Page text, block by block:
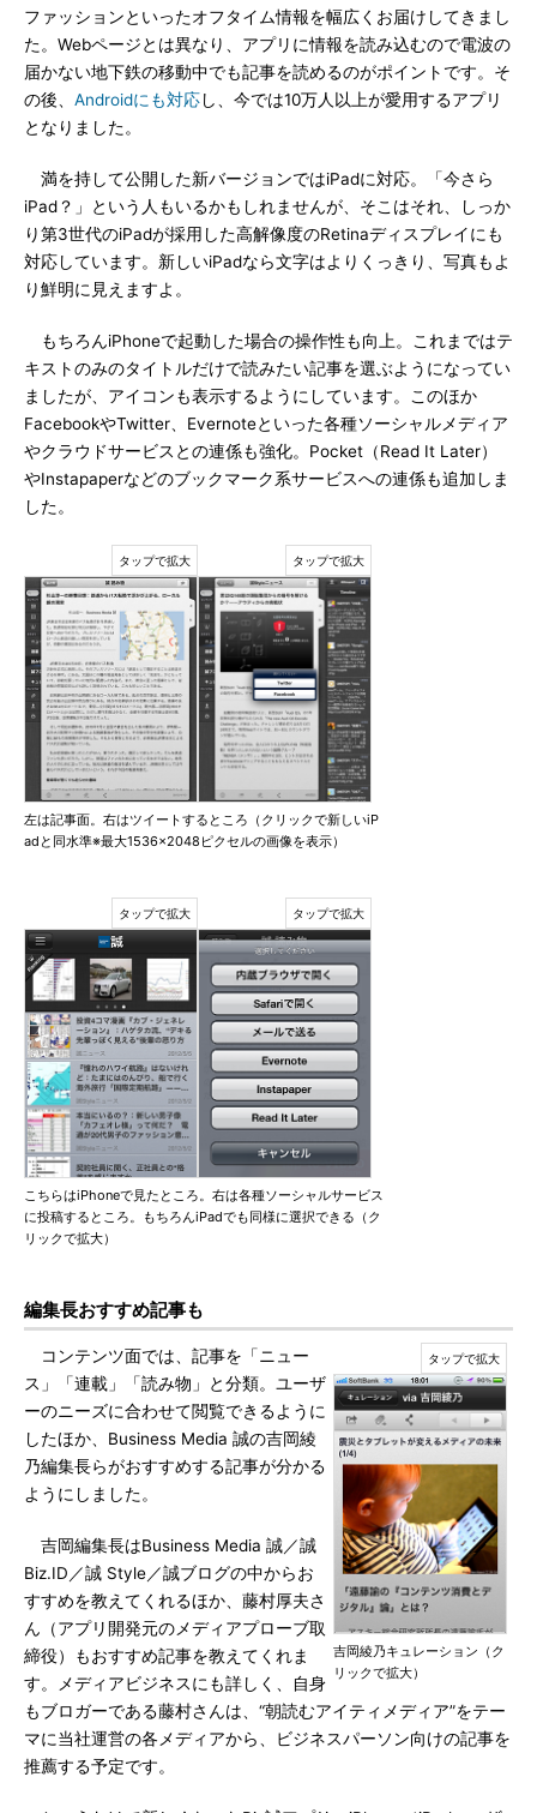
ファッションといったオフタイム情報を幅広くお届けしてきまし
た。Webページとは異なり、アプリに情報を読み込むので電波の
届かない地下鉄の移動中でも記事を読めるのがポイントです。そ
の後、 Androidにも対応し、今では10万人以上が愛用するアプリ
となりました。
満を持して公開した新バージョンではiPadに対応。「今さら
iPad？」という人もいるかもしれませんが、そこはそれ、しっか
り第3世代のiPadが採用した高解像度のRetinaディスプレイにも
対応しています。新しいiPadなら文字はよりくっきり、写真もよ
り鮮明に見えますよ。
もちろんiPhoneで起動した場合の操作性も向上。これまではテ
キストのみのタイトルだけで読みたい記事を選ぶようになってい
ましたが、アイコンも表示するようにしています。このほか
FacebookやTwitter、Evernoteといった各種ソーシャルメディア
やクラウドサービスとの連係も強化。Pocket（Read It Later）
やInstapaperなどのブックマーク系サービスへの連係も追加しま
した。
左は記事面。右はツイートするところ（クリックで新しいiP
adと同水準※最大1536×2048ピクセルの画像を表示）
こちらはiPhoneで見たところ。右は各種ソーシャルサービス
に投稿するところ。もちろんiPadでも同様に選択できる（ク
リックで拡大）
編集長おすすめ記事も
吉岡綾乃キュレーション（ク
リックで拡大）
コンテンツ面では、記事を「ニュー
ス」「連載」「読み物」と分類。ユーザ
ーのニーズに合わせて閲覧できるように
したほか、Business Media 誠の吉岡綾
乃編集長らがおすすめする記事が分かる
ようにしました。
吉岡編集長はBusiness Media 誠／誠
Biz.ID／誠 Style／誠ブログの中からお
すすめを教えてくれるほか、藤村厚夫さ
ん（アプリ開発元のメディアプローブ取
締役）もおすすめ記事を教えてくれま
す。メディアビジネスにも詳しく、自身
もブロガーである藤村さんは、“朝読むアイティメディア”をテー
マに当社運営の各メディアから、ビジネスパーソン向けの記事を
推薦する予定です。